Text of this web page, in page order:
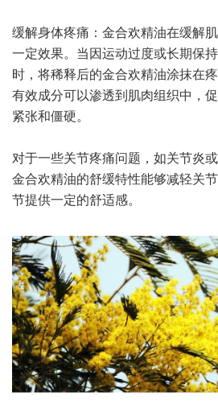
缓解身体疼痛：金合欢精油在缓解
一定效果。当因运动过度或长期保
时，将稀释后的金合欢精油涂抹在
有效成分可以渗透到肌肉组织中，
紧张和僵硬。
对于一些关节疼痛问题，如关节炎
金合欢精油的舒缓特性能够减轻关
节提供一定的舒适感。